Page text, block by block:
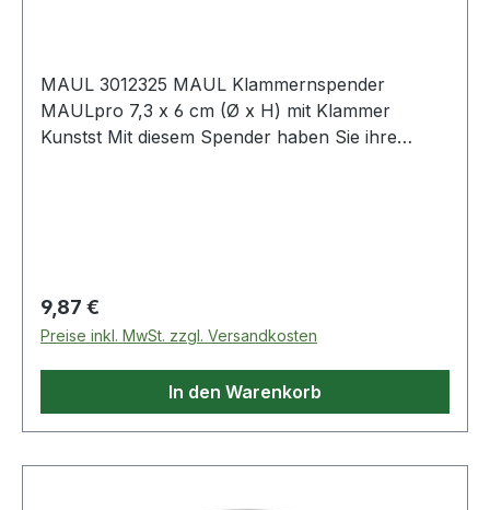
MAUL 3012325 MAUL Klammernspender
MAULpro 7,3 x 6 cm (Ø x H) mit Klammer
Kunstst Mit diesem Spender haben Sie ihre
Regulärer Preis:
9,87 €
Preise inkl. MwSt. zzgl. Versandkosten
In den Warenkorb